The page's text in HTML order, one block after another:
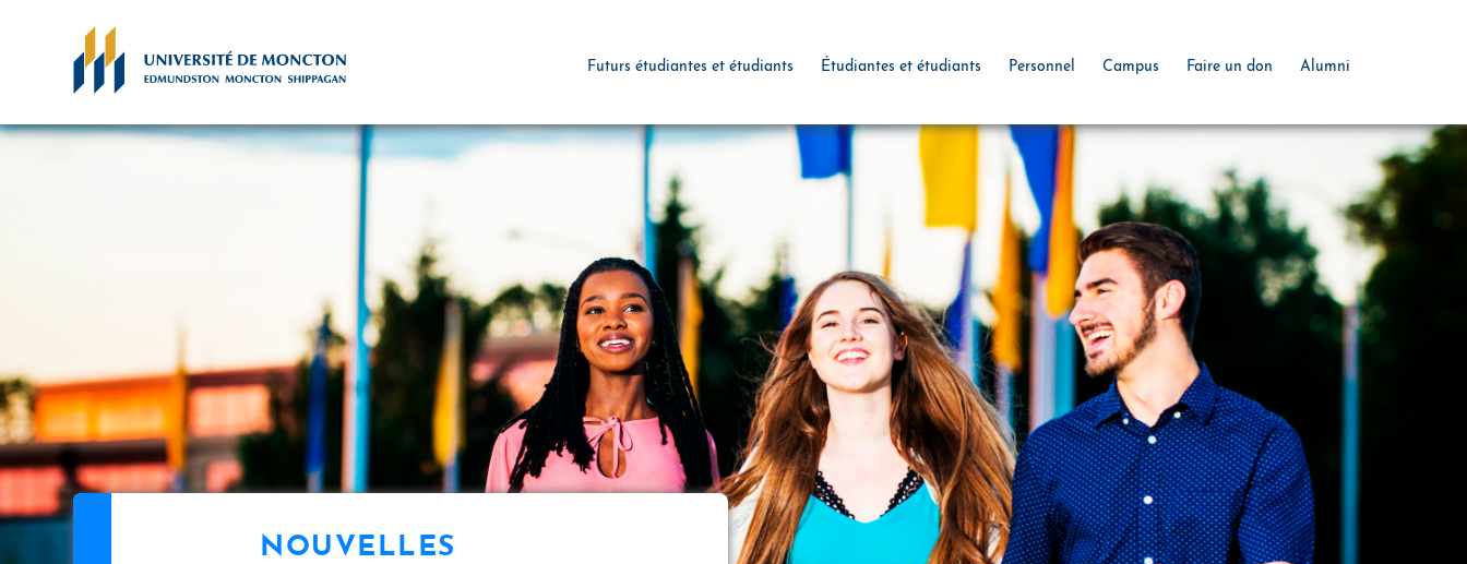
Futurs étudiantes et étudiants Étudiantes et étudiants Personnel Campus Faire un don Alumni
NOUVELLES